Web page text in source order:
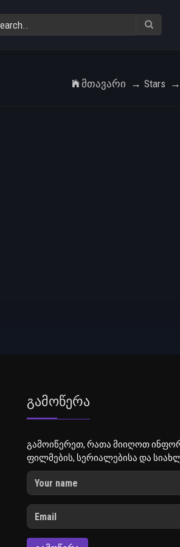
Მთავარი Stars
Გამოწერა
გამოიწერეთ, რათა მიიღოთ
ფილმების, სერიალებისა და